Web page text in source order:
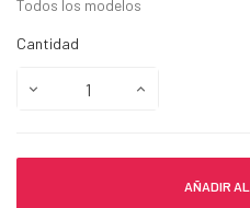
Todos los modelos
Cantidad
AÑADIR